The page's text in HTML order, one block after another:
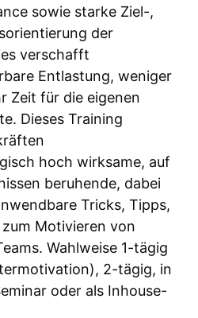
sowie starke Ziel-,
der
verschafft
Entlastung, weniger
Zeit für die eigenen
Dieses Training
hoch wirksame, auf
beruhende, dabei
Tricks, Tipps,
Motivieren von
Wahlweise 1-tägig
2-tägig, in
oder als Inhouse-